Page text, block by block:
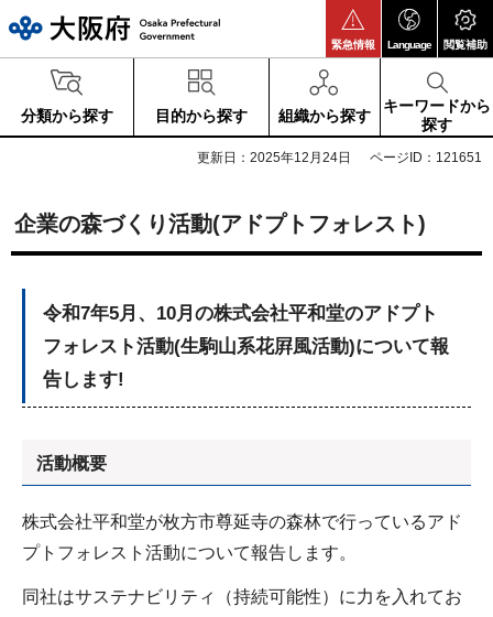
緊急情報 Language 閲覧補助
分類から探す 目的から探す 組織から探す
キーワードから
探す
更新日：2025年12月24日 ページID：121651
企業の森づくり活動(アドプトフォレスト)
令和7年5月、10月の株式会社平和堂のアドプト
フォレスト活動(生駒山系花屛風活動)について報
告します!
活動概要
株式会社平和堂が枚方市尊延寺の森林で行っているアド
プトフォレスト活動について報告します。
同社はサステナビリティ（持続可能性）に力を入れてお